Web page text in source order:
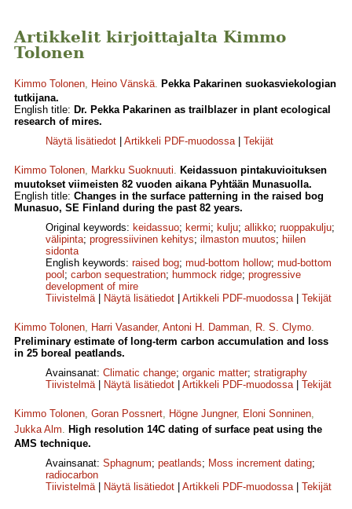
Artikkelit kirjoittajalta Kimmo
Tolonen
Kimmo Tolonen, Heino Vänskä. Pekka Pakarinen suokasviekologian
tutkijana.
English title: Dr. Pekka Pakarinen as trailblazer in plant ecological
research of mires.
Näytä lisätiedot
Artikkeli PDF-muodossa| Tekijät
Kimmo Tolonen, Markku Suoknuuti. Keidassuon pintakuvioituksen
muutokset viimeisten 82 vuoden aikana Pyhtään Munasuolla.
English title: Changes in the surface patterning in the raised bog
Munasuo, SE Finland during the past 82 years.
Original keywords: keidassuo; kermi; kulju; allikko; ruoppakulju;
välipinta; progressiivinen kehitys; ilmaston muutos; hiilen
sidonta
English keywords: raised bog; mud-bottom hollow; mud-bottom
pool ; carbon sequestration; hummock ridge; progressive
development of mire
Tiivistelmä| Näytä lisätiedot Artikkeli PDF-muodossa| Tekijät
Kimmo Tolonen, Harri Vasander, Antoni H. Damman, R. S. Clymo.
Preliminary estimate of long-term carbon accumulation and loss
in 25 boreal peatlands.
Avainsanat: Climatic change; organic matter; stratigraphy
Tiivistelmä| Näytä lisätiedot Artikkeli PDF-muodossa| Tekijät
Kimmo Tolonen, Goran Possnert, Högne Jungner, Eloni Sonninen,
Jukka Alm. High resolution 14C dating of surface peat using the
AMS technique.
Avainsanat: Sphagnum; peatlands; Moss increment dating;
radiocarbon
Tiivistelmä| Näytä lisätiedot Artikkeli PDF-muodossa| Tekijät